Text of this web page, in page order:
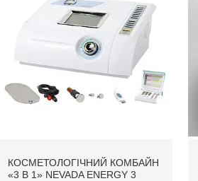
КОСМЕТОЛОГІЧНИЙ КОМБАЙН
«3 В 1» NEVADA ENERGY 3